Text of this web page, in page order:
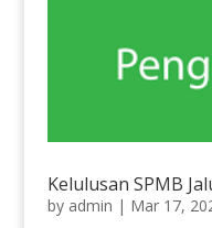
Kelulusan SPMB
by admin | Mar 17,